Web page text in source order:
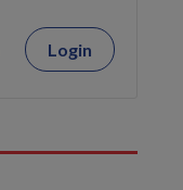
Login